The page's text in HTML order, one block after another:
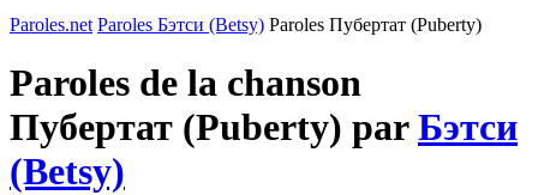
Paroles.net Paroles Бэтси (Betsy) Paroles Пубeртат (Puberty)
Paroles de la chanson
Пубeртат (Puberty) parБэтси
(Betsy)